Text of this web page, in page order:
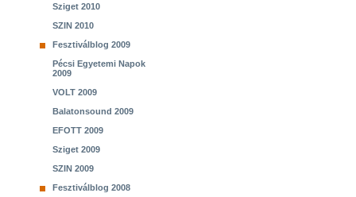
Sziget 2010
SZIN 2010
Fesztiválblog 2009
Pécsi Egyetemi Napok
2009
VOLT 2009
Balatonsound 2009
EFOTT 2009
Sziget 2009
SZIN 2009
Fesztiválblog 2008